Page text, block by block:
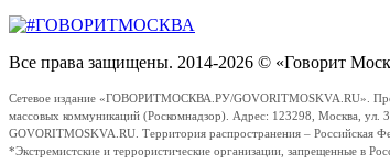
Все права защищены. 2014-2026 © «Говорит
Сетевое издание «ГОВОРИТМОСКВА.РУ/GOVORITMOSKVA.RU».
массовых коммуникаций (Роскомнадзор). Адрес: 123298, Москва,
GOVORITMOSKVA.RU. Территория распространения – Российская
*Экстремистские и террористические организации, запрещенные